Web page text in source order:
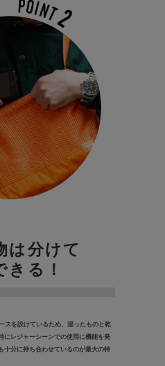
は分けて
きる！
スを設けているため、湿ったものと乾
にレジャーシーンでの使用に機能を発
十分に持ち合わせているのが最大の特